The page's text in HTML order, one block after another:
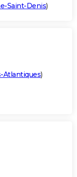
Saint-Denis)
Atlantiques)